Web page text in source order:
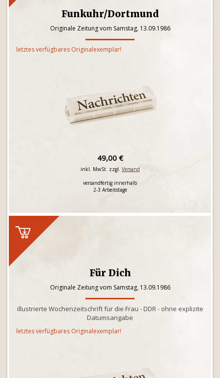
Funkuhr/Dortmund
Originale Zeitung vom Samstag, 13.09.1986
letztes verfügbares Originalexemplar!
49,00 €
inkl. MwSt. zzgl. Versand
versandfertig innerhalb
2-3 Arbeitstage
Für Dich
Originale Zeitung vom Samstag, 13.09.1986
illustrierte Wochenzeitschrift für die Frau - DDR - ohne explizite
Datumsangabe
letztes verfügbares Originalexemplar!